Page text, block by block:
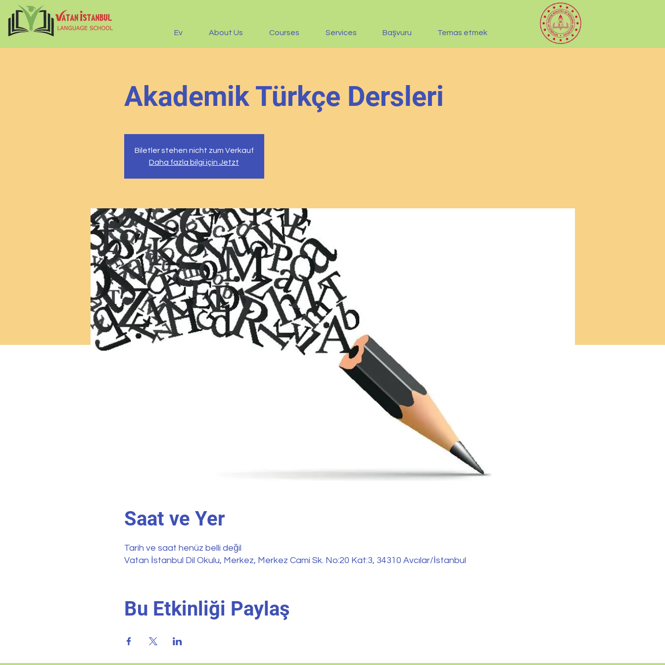
Ev About Us Courses Services Başvuru Temas etmek
Akademik Türkçe Dersleri
Biletler stehen nicht zum Verkauf
Daha fazla bilgi için Jetzt
Saat ve Yer
Tarih ve saat henüz belli değil
Vatan İstanbul Dil Okulu, Merkez, Merkez Cami Sk. No:20 Kat:3, 34310 Avcılar/İstanbul
Bu Etkinliği Paylaş